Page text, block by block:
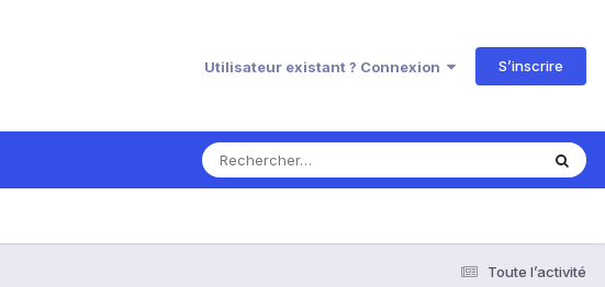
Utilisateur existant ? Connexion S’inscrire
Toute l’activité